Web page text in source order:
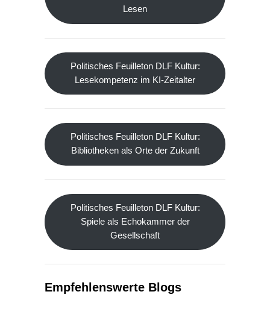
Lesen
Politisches Feuilleton DLF Kultur:
Lesekompetenz im KI-Zeitalter
Politisches Feuilleton DLF Kultur:
Bibliotheken als Orte der Zukunft
Politisches Feuilleton DLF Kultur:
Spiele als Echokammer der
Gesellschaft
Empfehlenswerte Blogs